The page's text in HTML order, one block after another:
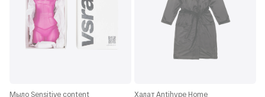
Мыло Sensitive content
Халат Antihype Home